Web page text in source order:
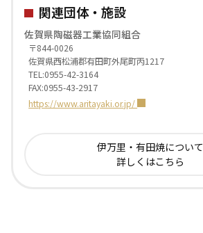
関連団体・施設
佐賀県陶磁器工業協同組合
〒844-0026
佐賀県西松浦郡有田町外尾町丙1217
TEL:0955-42-3164
FAX:0955-43-2917
https://www.aritayaki.or.jp/
伊万里・有田焼について
詳しくはこちら